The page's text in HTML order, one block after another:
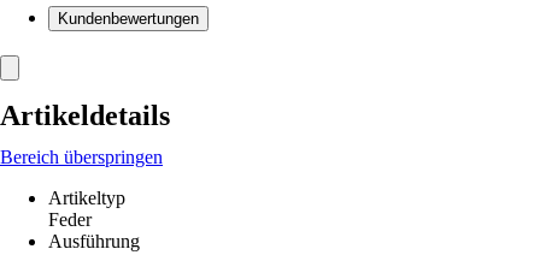
Kundenbewertungen
Artikeldetails
Bereich überspringen
Artikeltyp
Feder
Ausführung